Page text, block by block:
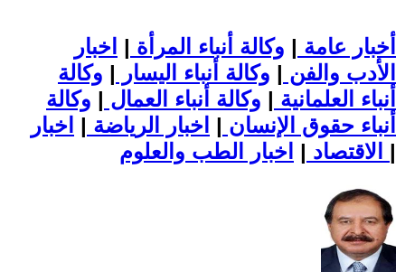
أخبار عامة | وكالة أنباء المرأة | اخبار
الأدب والفن | وكالة أنباء اليسار | وكالة
أنباء العلمانية | وكالة أنباء العمال | وكالة
أنباء حقوق الإنسان | اخبار الرياضة | اخبار
الاقتصاد | |